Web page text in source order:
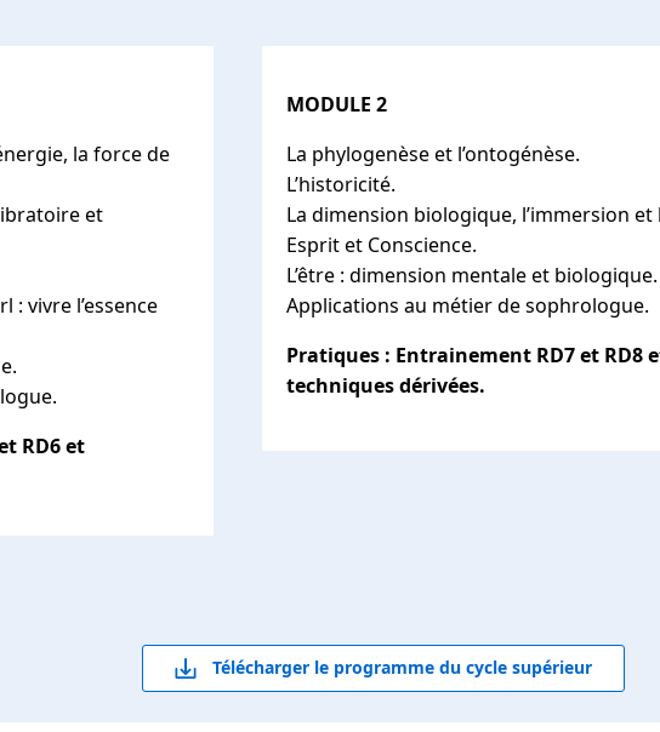
la force de
et
: vivre l’essence
RD6 et
MODULE 2
La phylogenèse et l’ontogénèse.
L’historicité.
La dimension biologique, l’immersion et
Esprit et Conscience.
L’être : dimension mentale et biologique.
Applications au métier de sophrologue.
Pratiques : Entrainement RD7 et RD8
techniques dérivées.
Télécharger le programme du cycle supérieur